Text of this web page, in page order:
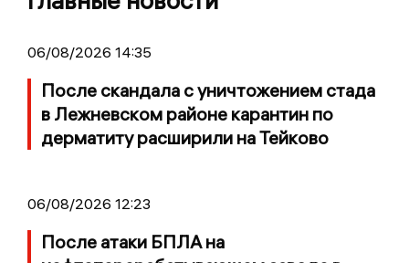
06/08/2026 14:35
После скандала с уничтожением стада
в Лежневском районе карантин по
дерматиту расширили на Тейково
06/08/2026 12:23
После атаки БПЛА на